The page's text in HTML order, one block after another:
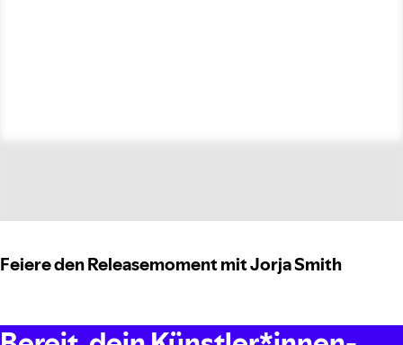
Feiere den Releasemoment mit Jorja Smith